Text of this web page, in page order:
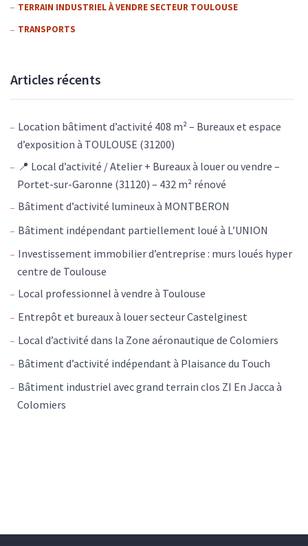
TERRAIN INDUSTRIEL À VENDRE SECTEUR TOULOUSE
TRANSPORTS
Articles récents
Location bâtiment d’activité 408 m² – Bureaux et espace
d’exposition à TOULOUSE (31200)
📍 Local d’activité / Atelier + Bureaux à louer ou vendre –
Portet-sur-Garonne (31120) – 432 m² rénové
Bâtiment d’activité lumineux à MONTBERON
Bâtiment indépendant partiellement loué à L’UNION
Investissement immobilier d’entreprise : murs loués hyper
centre de Toulouse
Local professionnel à vendre à Toulouse
Entrepôt et bureaux à louer secteur Castelginest
Local d’activité dans la Zone aéronautique de Colomiers
Bâtiment d’activité indépendant à Plaisance du Touch
Bâtiment industriel avec grand terrain clos ZI En Jacca à
Colomiers